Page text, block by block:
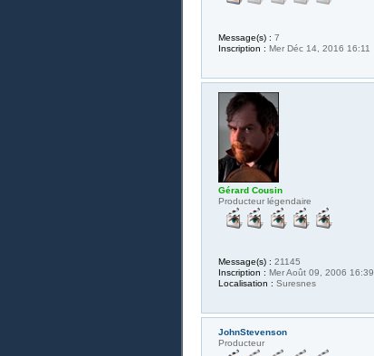
Message(s) : 7
Inscription : Mer Déc 14, 2016 16:11
Gérard Cousin
Producteur légendaire
Message(s) : 21145
Inscription : Mer Août 09, 2006 16:39
Localisation : Suresnes
JohnStevenson
Producteur